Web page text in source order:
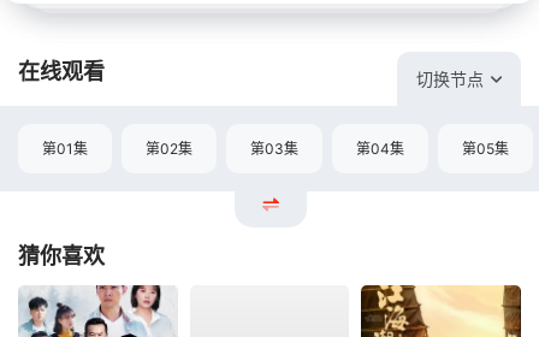
在线观看 切换节点
第01集 第02集 第03集 第04集 第05集
猜你喜欢